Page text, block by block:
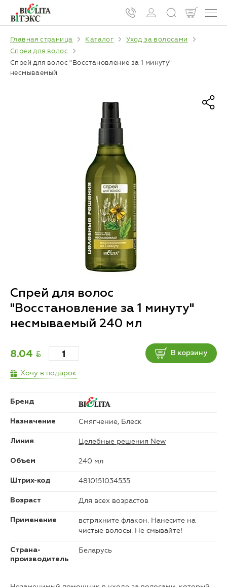
Главная страница Каталог
Уход за волосами
Спреи для волос
Спрей для волос "Восстановление за 1 минуту"
несмываемый
Спрей для волос
"Восстановление за 1 минуту"
несмываемый 240 мл
8.04 BYN В корзину
Хочу в подарок
Бренд
Назначение Смягчение, Блеск
Линия Целебные решения New
Объем 240 мл
Штрих-код 4810151034535
Возраст Для всех возрастов
Применение
встряхните флакон. Нанесите на
чистые волосы. Не смывайте!
Страна-
производитель
Беларусь